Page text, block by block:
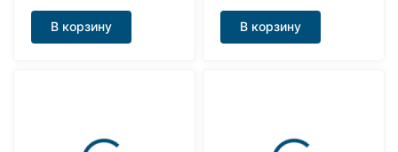
В корзину В корзину